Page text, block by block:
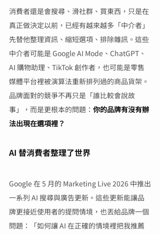
消費者還是會搜尋、滑社群、買東西，只是在
真正做決定以前，已經有越來越多「中介者」
先替他整理資訊、縮短選項、排除雜訊。這些
中介者可能是 Google AI Mode、ChatGPT、
AI 購物助理、TikTok 創作者，也可能是零售
媒體平台裡被演算法重新排列過的商品貨架。
品牌面對的競爭不再只是「誰比較會說故
事」，而是更根本的問題： 你的品牌有沒有辦
法出現在選項裡？
AI 替消費者整理了世界
Google 在 5 月的 Marketing Live 2026 中推出
一系列 AI 搜尋與廣告更新。這些更新能讓品
牌更接近使用者的提問情境，也丟給品牌一個
問題：「如何讓 AI 在正確的情境裡把我推薦